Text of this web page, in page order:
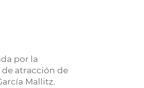
por la
de atracción de
Mallitz.